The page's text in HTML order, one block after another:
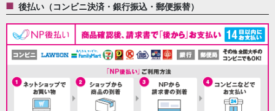
後払い（コンビニ決済・銀行振込・郵便振替）